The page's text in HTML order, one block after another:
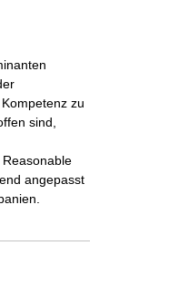
zu
sind,
angepasst